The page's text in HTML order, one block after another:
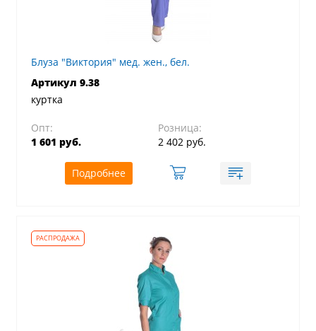
Блуза "Виктория" мед. жен., бел.
Артикул 9.38
куртка
Опт:
1 601 руб.
Розница:
2 402 руб.
Подробнее